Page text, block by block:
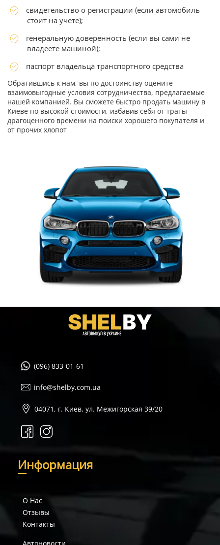
свидетельство о регистрации (если автомобиль
стоит на учете);
генеральную доверенность (если вы сами не
владеете машиной);
паспорт владельца транспортного средства
Обратившись к нам, вы по достоинству оцените
взаимовыгодные условия сотрудничества, предлагаемые
нашей компанией. Вы сможете быстро продать машину в
Киеве по высокой стоимости, избавив себя от траты
драгоценного времени на поиски хорошего покупателя и
от прочих хлопот
(096) 833-01-61
info@shelby.com.ua
04071, г. Киев, ул. Межигорская 39/20
Информация
О Нас
Отзывы
Контакты